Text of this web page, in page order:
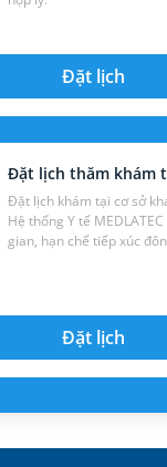
Đặt lịch
Đặt lịch thăm khám
Đặt lịch khám tại cơ sở
Hệ thống Y tế
gian, hạn chế
Đặt lịch